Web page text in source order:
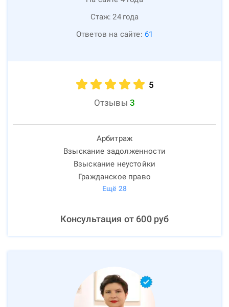
Стаж: 24 года
Ответов на сайте: 61
5
Отзывы 3
Арбитраж
Взыскание задолженности
Взыскание неустойки
Гражданское право
Ещё 28
Консультация от 600руб